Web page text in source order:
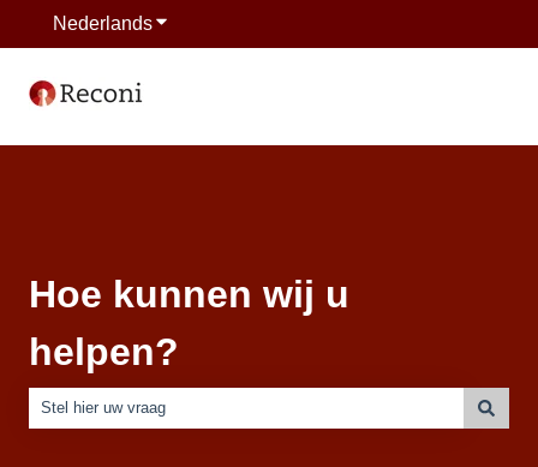
NederlandsSubmenu tonen voor vertalingen
Hoe kunnen wij u
helpen?